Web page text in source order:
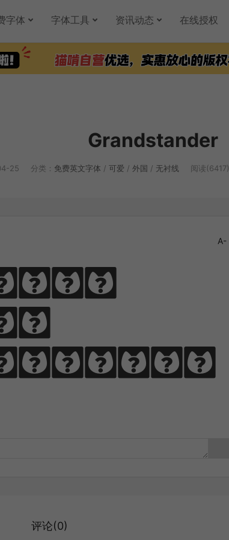
字体 字体工具 资讯动态 在线授权
Grandstander
25 分类： 免费英文字体 / 可爱 / 外国 / 无衬线 阅读(6417)
A-
评论(0)